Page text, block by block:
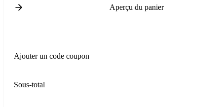
Aperçu du panier
Ajouter un code coupon
Sous-total